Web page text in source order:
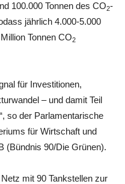
100.000 Tonnen des CO2-
jährlich 4.000-5.000
Tonnen CO2
für Investitionen,
– und damit Teil
so der Parlamentarische
für Wirtschaft und
(Bündnis 90/Die Grünen).
mit 90 Tankstellen zur